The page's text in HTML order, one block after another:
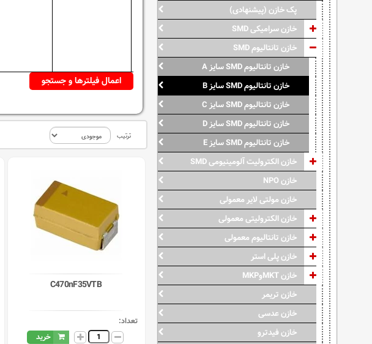
ترتیب
C470nF35VTB
تعداد:
خرید
پک خازن (پیشنهادی)
خازن سرامیکی SMD
خازن تانتالیوم SMD
خازن تانتالیوم SMD سایز A
خازن تانتالیوم SMD سایز B
خازن تانتالیوم SMD سایز C
خازن تانتالیوم SMD سایز D
خازن تانتالیوم SMD سایز E
خازن الکترولیت آلومینیومی SMD
خازن NPO
خازن مولتی لایر معمولی
خازن الکترولیتی معمولی
خازن تانتالیوم معمولی
خازن پلی استر
خازن MKTوMKP
خازن تریمر
خازن عدسی
خازن فیدترو